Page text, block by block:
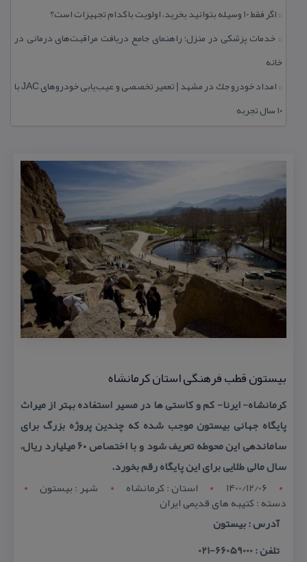
:: اگر فقط 10 وسیله بتوانید بخرید، اولویت با كدام تجهیزات است؟
:: خدمات پزشكی در منزل؛ راهنمای جامع دریافت مراقبت‌های درمانی در
خانه
::
امداد خودرو جك در مشهد | تعمیر تخصصی و عیب‌یابی خودروهای JAC با
۱۰ سال تجربه
بیستون قطب فرهنگی استان كرمانشاه
كرمانشاه- ایرنا- كم و كاستی ها در مسیر استفاده بهتر از میراث
پایگاه جهانی بیستون موجب شده كه چندین پروژه بزرگ برای
ساماندهی این محوطه تعریف شود و با اختصاص ۶۰ میلیارد ریال،
سال مالی طلایی برای این پایگاه رقم بخورد.
1400/12/06
استان : کرمانشاه شهر : بیستون
دسته : كتیبه های قدیمی ایران
آدرس : بیستون
تلفن : 66059000-021